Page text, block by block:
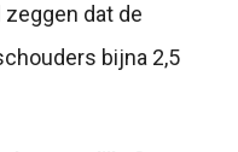
dat de
bijna 2,5